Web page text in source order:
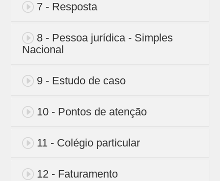
7 - Resposta
8 - Pessoa jurídica - Simples
Nacional
9 - Estudo de caso
10 - Pontos de atenção
11 - Colégio particular
12 - Faturamento